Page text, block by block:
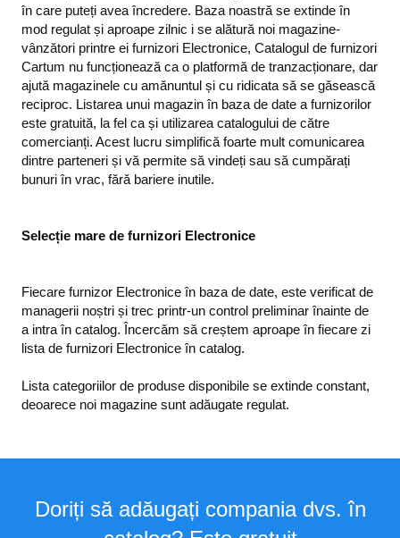
în care puteți avea încredere. Baza noastră se extinde în
mod regulat și aproape zilnic i se alătură noi magazine-
vânzători printre ei furnizori Electronice, Catalogul de furnizori
Cartum nu funcționează ca o platformă de tranzacționare, dar
ajută magazinele cu amănuntul și cu ridicata să se găsească
reciproc. Listarea unui magazin în baza de date a furnizorilor
este gratuită, la fel ca și utilizarea catalogului de către
comercianți. Acest lucru simplifică foarte mult comunicarea
dintre parteneri și vă permite să vindeți sau să cumpărați
bunuri în vrac, fără bariere inutile.
Selecție mare de furnizori Electronice
Fiecare furnizor Electronice în baza de date, este verificat de
managerii noștri și trec printr-un control preliminar înainte de
a intra în catalog. Încercăm să creștem aproape în fiecare zi
lista de furnizori Electronice în catalog.
Lista categoriilor de produse disponibile se extinde constant,
deoarece noi magazine sunt adăugate regulat.
Doriți să adăugați compania dvs. în